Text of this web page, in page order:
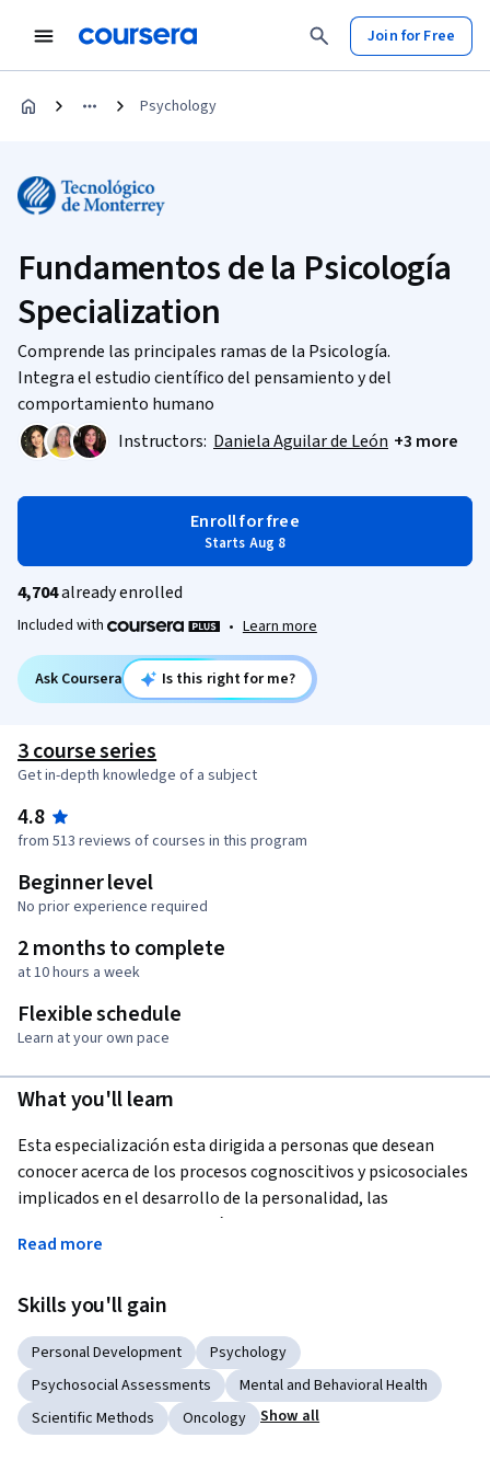
Join for Free
Psychology
Fundamentos de la Psicología
Specialization
Comprende las principales ramas de la Psicología.
Integra el estudio científico del pensamiento y del
comportamiento humano
Instructors: Daniela Aguilar de León +3 more
Enroll for free
Starts Aug 8
4,704already enrolled
Included with • Learn more
Ask Coursera Is this right for me?
3 course series
Get in-depth knowledge of a subject
4.8
from 513 reviews of courses in this program
Beginner level
No prior experience required
2 months to complete
at 10 hours a week
Flexible schedule
Learn at your own pace
What you'll learn
Esta especialización esta dirigida a personas que desean
conocer acerca de los procesos cognoscitivos y psicosociales
implicados en el desarrollo de la personalidad, las
aplicaciones de la Psicología Positiva para el bienestar
emocional y los factores psicosociales en el proceso de salud
Read more
Skills you'll gain
Personal Development
Psychology
Psychosocial Assessments
Mental and Behavioral Health
Scientific Methods
Oncology Show all